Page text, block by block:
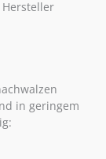
in geringem